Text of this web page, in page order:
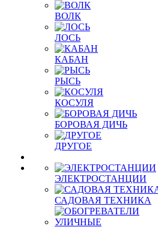
ВОЛК
ЛОСЬ
КАБАН
РЫСЬ
КОСУЛЯ
БОРОВАЯ ДИЧЬ
ДРУГОЕ
ЭЛЕКТРОСТАНЦИИ
САДОВАЯ ТЕХНИКА